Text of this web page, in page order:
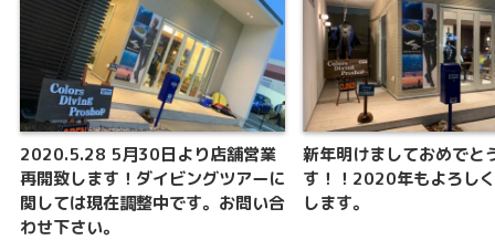
2020.5.28 5月30日より店舗営業
再開致します！ダイビングツアーに
関しては現在調整中です。お問い合
わせ下さい。
新年明けましておめでと
す！！2020年もよろし
します。